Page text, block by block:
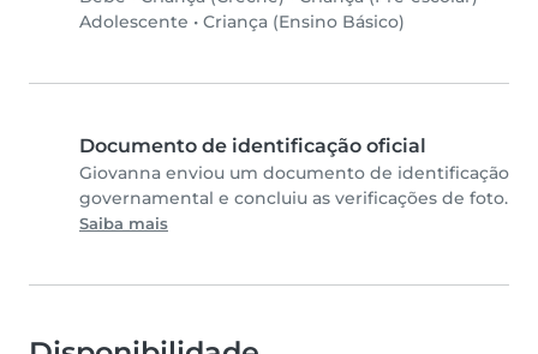
Adolescente • Criança (Ensino Básico)
Documento de identificação oficial
Giovanna enviou um documento de identificação
governamental e concluiu as verificações de foto.
Saiba mais